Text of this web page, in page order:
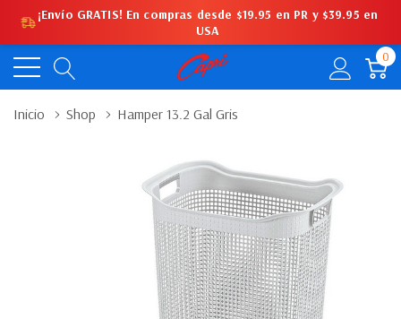
¡Envío GRATIS! En compras desde $19.95 en PR y $39.95 en
USA
0
Inicio Shop Hamper 13.2 Gal Gris